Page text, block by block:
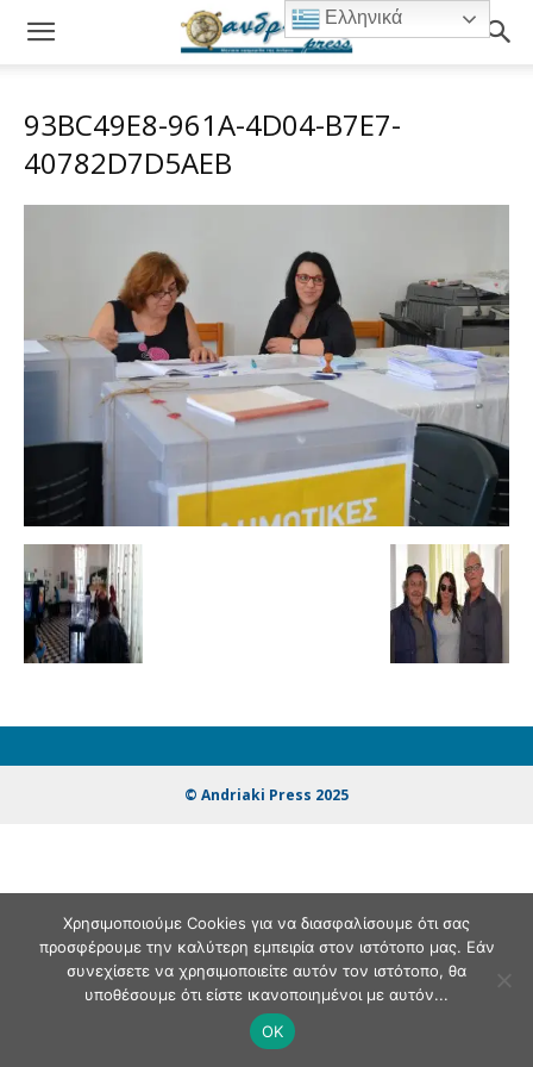
93BC49E8-961A-4D04-B7E7-
40782D7D5AEB
© Andriaki Press 2025
Ελληνικά
Χρησιμοποιούμε Cookies για να διασφαλίσουμε ότι σας
προσφέρουμε την καλύτερη εμπειρία στον ιστότοπο μας. Εάν
συνεχίσετε να χρησιμοποιείτε αυτόν τον ιστότοπο, θα
υποθέσουμε ότι είστε ικανοποιημένοι με αυτόν...
OK